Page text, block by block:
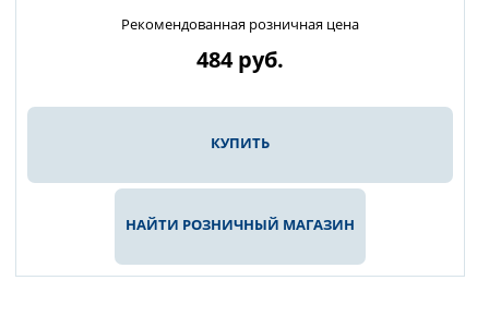
Рекомендованная розничная цена
484руб.
КУПИТЬ
НАЙТИ РОЗНИЧНЫЙ МАГАЗИН